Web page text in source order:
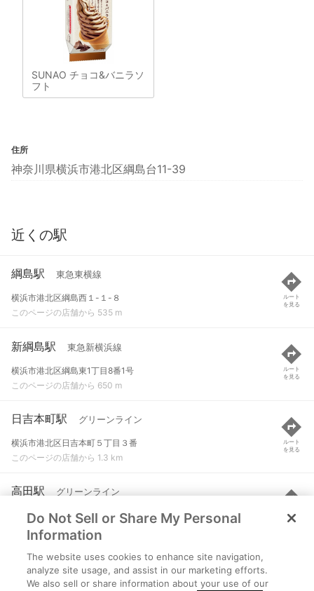
SUNAO チョコ&バニラソ
フト
住所
神奈川県横浜市港北区綱島台11-39
近くの駅
綱島駅 東急東横線
横浜市港北区綱島西１-１-８
このページの店舗から 535 m
ルート
を見る
新綱島駅 東急新横浜線
横浜市港北区綱島東1丁目8番1号
このページの店舗から 650 m
ルート
を見る
日吉本町駅 グリーンライン
横浜市港北区日吉本町５丁目３番
このページの店舗から 1.3 km
ルート
を見る
高田駅 グリーンライン
横浜市港北区高田東３丁目１番先
このページの店舗から 1.5 km
ルート
を見る
大倉山駅 東急東横線
横浜市港北区大倉山一丁目1-1
Do Not Sell or Share My Personal
Information
The website uses cookies to enhance site navigation,
analyze site usage, and assist in our marketing efforts.
We also sell or share information about your use of our